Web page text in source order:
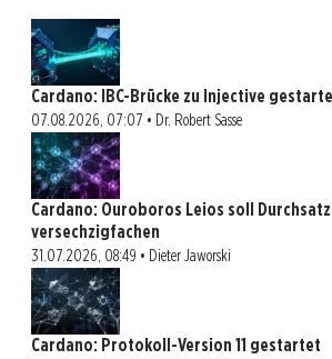
Cardano: IBC-Brücke zu Injective
07.08.2026, 07:07 • Dr. Robert Sasse
Cardano: Ouroboros Leios soll Durchsatz
versechzigfachen
31.07.2026, 08:49 • Dieter Jaworski
Cardano: Protokoll-Version 11 gestartet